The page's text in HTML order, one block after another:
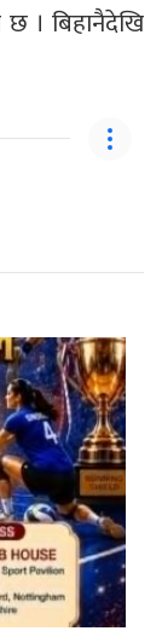
। बिहानैदेखि